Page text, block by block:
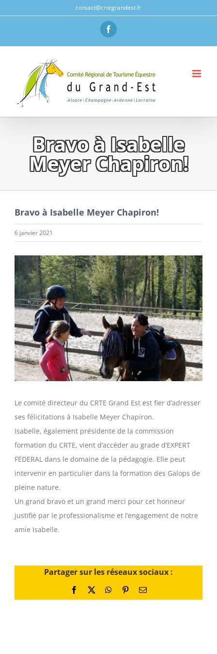
contact@crtegrandest.fr
Facebook
Bravo à Isabelle
Meyer Chapiron!
Bravo à Isabelle Meyer Chapiron!
6 janvier 2021
Voir
l'image
agrandie
Le comité directeur du CRTE Grand Est est fier d’adresser
ses félicitations à Isabelle Meyer Chapiron.
Isabelle, également présidente de la commission
formation du CRTE, vient d’accéder au grade d’EXPERT
FEDERAL dans le domaine de la pédagogie. Elle peut
intervenir en particulier dans la formation des Galops de
pleine nature.
Un grand bravo et un grand merci pour cet honneur
justifié par le professionalisme et l’engagement de notre
amie Isabelle.
Partager sur les réseaux sociaux :
Facebook WhatsApp
PinterestEmail